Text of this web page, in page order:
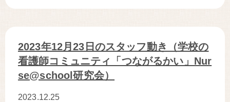
2023年12月23日のスタッフ動き（学校の
看護師コミュニティ「つながるかい」Nur
se@school研究会）
2023.12.25